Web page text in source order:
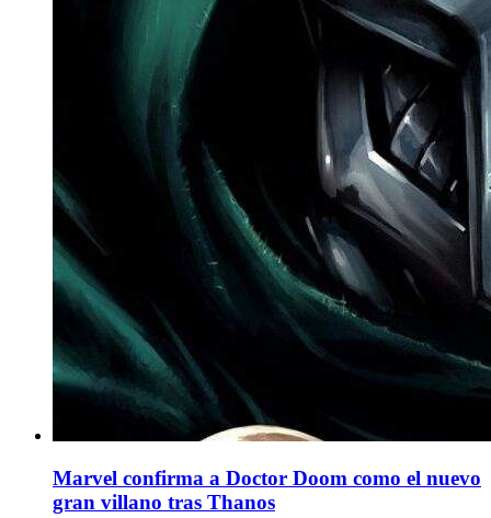
Marvel confirma a Doctor Doom como el nuevo
gran villano tras Thanos